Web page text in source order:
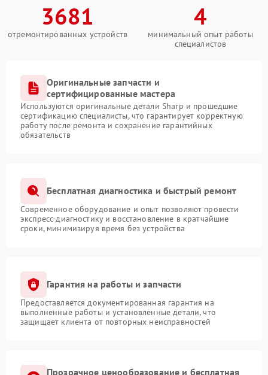
3681
отремонтированных устройств
4
минимальный опыт работы
специалистов
Оригинальные запчасти и
сертифицированные мастера
Используются оригинальные детали Sharp и прошедшие
сертификацию специалисты, что гарантирует корректную
работу после ремонта и сохранение гарантийных
обязательств
Бесплатная диагностика и быстрый ремонт
Современное оборудование и опыт позволяют провести
экспресс-диагностику и восстановление в кратчайшие
сроки, минимизируя время без устройства
Гарантия на работы и запчасти
Предоставляется документированная гарантия на
выполненные работы и установленные детали, что
защищает клиента от повторных неисправностей
Прозрачное ценообразование и бесплатная